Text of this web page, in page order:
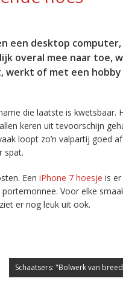
een desktop
overal mee naar toe,
of met een hobby
die laatste is kwetsbaar.
keren uit tevoorschijn
loopt zo’n valpartij goed
spat.
Een iPhone 7 hoesje is
Voor elke
er nog leuk uit ook.
Schaatsers: "Bolwerk van